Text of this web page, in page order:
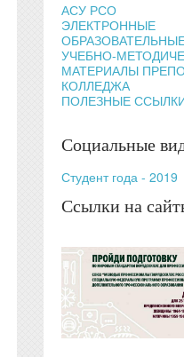
АСУ РСО
ЭЛЕКТРОННЫЕ
УЧЕБНО-
МАТЕРИАЛЫ
КОЛЛЕДЖА
ПОЛЕЗНЫЕ
Социальные
Студент года - 2019
Ссылки на